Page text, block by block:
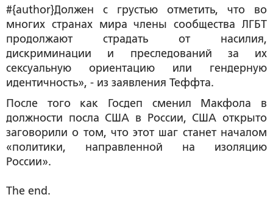
#{author}Должен с грустью отметить, что во
многих странах мира члены сообщества ЛГБТ
продолжают страдать от насилия,
дискриминации и преследований за их
сексуальную ориентацию или гендерную
идентичность», - из заявления Теффта.
После того как Госдеп сменил Макфола в
должности посла США в России, США открыто
заговорили о том, что этот шаг станет началом
«политики, направленной на изоляцию
России».
The end.